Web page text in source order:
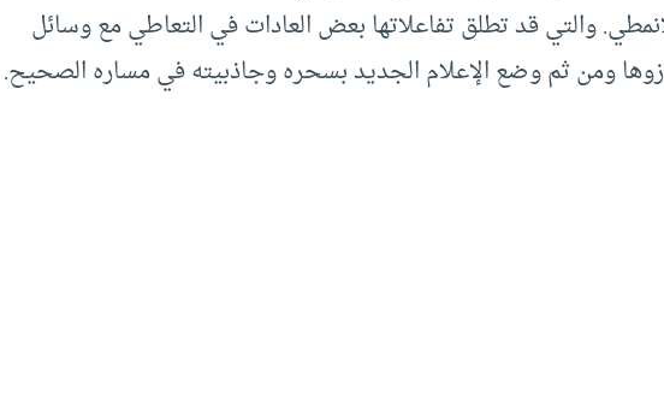
والتي قد تطلق تفاعلاتها بعض العادات في التعاطي مع وسائل
ومن ثم وضع الإعلام الجديد بسحره وجاذبيته في مساره الصحيح.